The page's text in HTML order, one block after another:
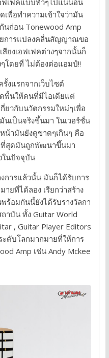
ฟเฟคแบบทั่วๆไปแน่นอน
เพื่อทำความเข้าใจว่ามัน
นก่อน Tonewood Amp
การแปลงคลื่นสัญญาณขอ
ยงเอฟเฟคต่างๆจากนั้นก็
โดยที่ ไม่ต้องต่อแอมป์!!
งแรกจากเว็บไซต์
พื้นให้คนที่มีไอเดียแต่
ยวกับนวัตกรรมใหม่ๆเพื่อ
เป็นจริงขึ้นมา ในเวอร์ชั่น
น้ามันยังดูขาดๆเกินๆ คือ
ที่สุดมันถูกพัฒนาขึ้นมา
ในปัจจุบัน
การแล้วนั้น มันก็ได้รับการ
ยที่ได้ลอง เรียกว่าสร้าง
ร้อมกันนี้ยังได้รับรางวัลกา
าบัน ทั้ง Guitar World
, Guitar Player Editors
ะดับโลกมากมายที่ให้การ
Amp เช่น Andy Mckee